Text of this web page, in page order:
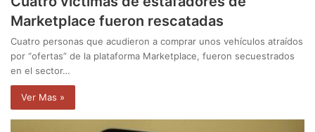
Marketplace fueron rescatadas
Cuatro personas que acudieron a comprar unos vehículos atraídos
por “ofertas” de la plataforma Marketplace, fueron secuestrados
en el sector…
Ver Mas »